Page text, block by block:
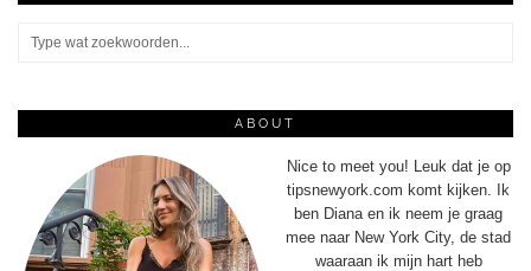
ABOUT
Nice to meet you! Leuk dat je op
tipsnewyork.com komt kijken. Ik
ben Diana en ik neem je graag
mee naar New York City, de stad
waaraan ik mijn hart heb